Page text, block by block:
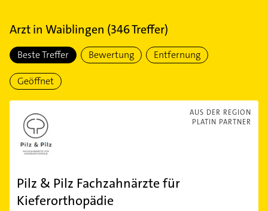
Arztin Waiblingen (346Treffer)
Beste Treffer Bewertung Entfernung
Geöffnet
AUS DER REGION
PLATIN PARTNER
Pilz & Pilz Fachzahnärzte für
Kieferorthopädie